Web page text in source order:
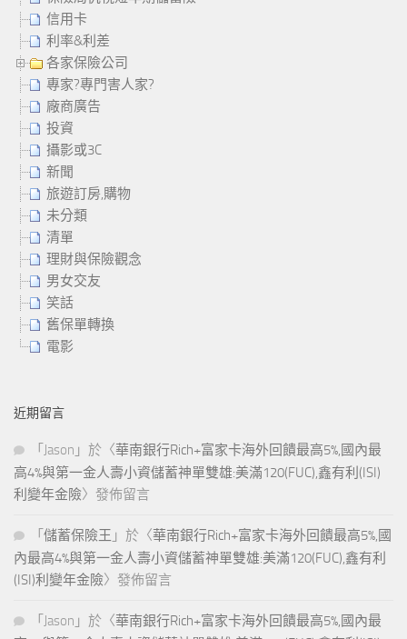
信用卡
利率&利差
各家保險公司
專家?專門害人家?
廠商廣告
投資
攝影或3C
新聞
旅遊訂房,購物
未分類
清單
理財與保險觀念
男女交友
笑話
舊保單轉換
電影
近期留言
「 Jason 」於〈華南銀行Rich+富家卡海外回饋最高5%,國內最
高4%與第一金人壽小資儲蓄神單雙雄:美滿120(FUC),鑫有利(ISI)
利變年金險〉發佈留言
「 儲蓄保險王 」於〈華南銀行Rich+富家卡海外回饋最高5%,國
內最高4%與第一金人壽小資儲蓄神單雙雄:美滿120(FUC),鑫有利
(ISI)利變年金險〉發佈留言
「 Jason 」於〈華南銀行Rich+富家卡海外回饋最高5%,國內最